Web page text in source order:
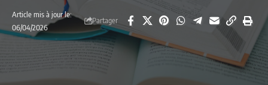
Article mis à jour le:
06/04/2026
Partager